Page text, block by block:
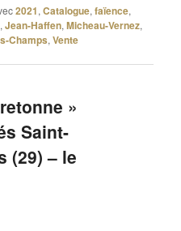
2021,Catalogue,faïence,
,Jean-Haffen,Micheau-Vernez,
Champs,Vente
»
Saint-
(29) – le